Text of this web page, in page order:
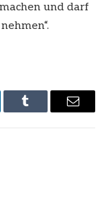
und darf
Tumblr Email